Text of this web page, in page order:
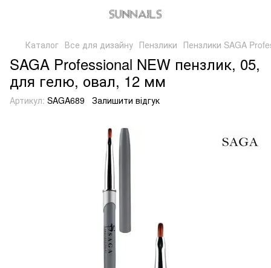
Каталог Все для дизайну Пензлики Пензлики SAGA
SAGA Professional NEW пензлик, 05,
для гелю, овал, 12 мм
Артикул: SAGA689 Залишити відгук